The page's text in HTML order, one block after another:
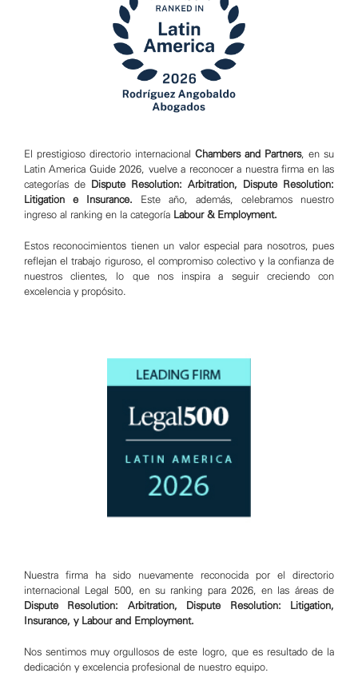
El prestigioso directorio internacional Chambers and Partners, en su
Latin America Guide 2026, vuelve a reconocer a nuestra firma en las
categorías de
Dispute Resolution: Arbitration, Dispute Resolution:
Litigation e Insurance. Este año, además, celebramos nuestro
ingreso al ranking en la categoría Labour & Employment.
Estos reconocimientos tienen un valor especial para nosotros, pues
reflejan el trabajo riguroso, el compromiso colectivo y la confianza de
nuestros clientes, lo que nos inspira a seguir creciendo con
excelencia y propósito.
Nuestra firma ha sido nuevamente reconocida por el directorio
internacional Legal 500, en su ranking para 2026, en las áreas de
Dispute Resolution: Arbitration, Dispute Resolution: Litigation,
Insurance, y Labour and Employment.
Nos sentimos muy orgullosos de este logro, que es resultado de la
dedicación y excelencia profesional de nuestro equipo.